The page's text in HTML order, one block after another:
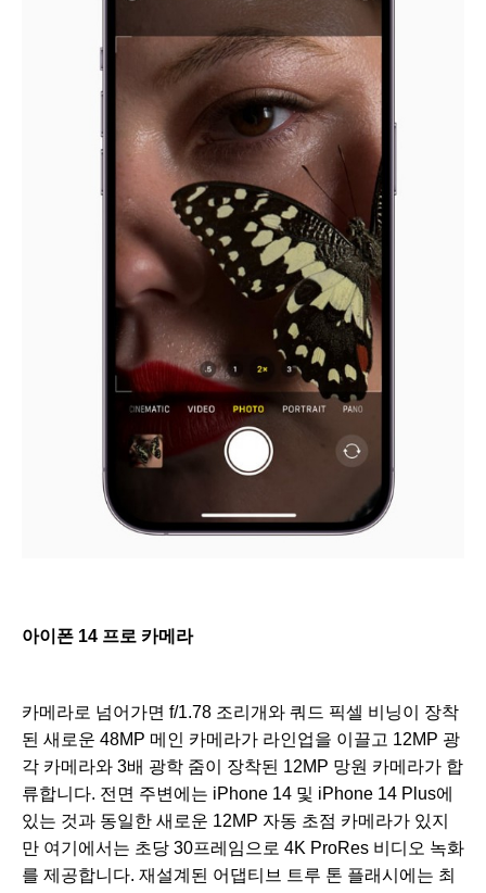
아이폰 14 프로 카메라
카메라로 넘어가면 f/1.78 조리개와 쿼드 픽셀 비닝이 장착
된 새로운 48MP 메인 카메라가 라인업을 이끌고 12MP 광
각 카메라와 3배 광학 줌이 장착된 12MP 망원 카메라가 합
류합니다. 전면 주변에는 iPhone 14 및 iPhone 14 Plus에
있는 것과 동일한 새로운 12MP 자동 초점 카메라가 있지
만 여기에서는 초당 30프레임으로 4K ProRes 비디오 녹화
를 제공합니다. 재설계된 어댑티브 트루 톤 플래시에는 최